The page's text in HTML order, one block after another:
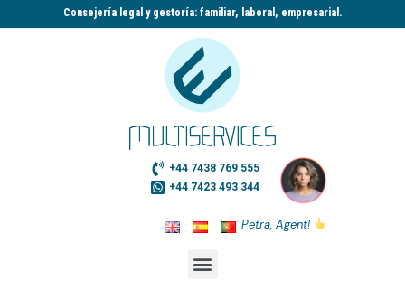
Consejería legal y gestoría: familiar, laboral, empresarial.​
+44 7438 769 555
+44 7423 493 344
Petra, Agent!